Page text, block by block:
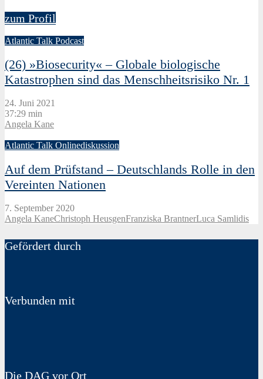
zum Profil
Atlantic Talk Podcast
(26) »Biosecurity« – Globale biologische
Katastrophen sind das Menschheitsrisiko Nr. 1
24. Juni 2021
37:29 min
Angela Kane
Atlantic Talk Onlinediskussion
Auf dem Prüfstand – Deutschlands Rolle in den
Vereinten Nationen
7. September 2020
Angela KaneChristoph HeusgenFranziska BrantnerLuca Samlidis
Gefördert durch
Verbunden mit
Die DAG vor Ort